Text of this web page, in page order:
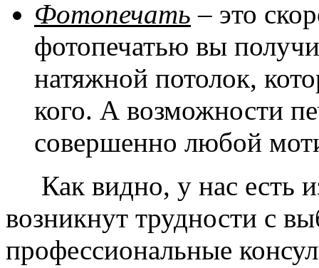
Фотопечать – это
фотопечатью вы
натяжной потолок,
кого. А возможности
совершенно любой
Как видно, у нас есть
возникнут трудности с
профессиональные